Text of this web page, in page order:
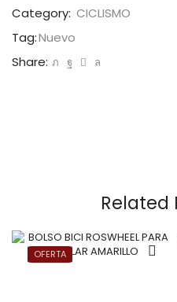
Category: CICLISMO
Tag:Nuevo
Share:
Related
OFERTA